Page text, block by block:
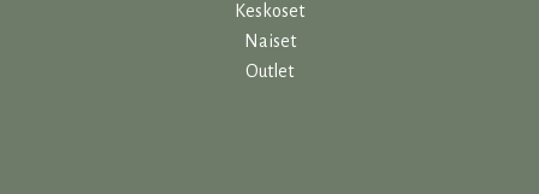
Keskoset
Naiset
Outlet